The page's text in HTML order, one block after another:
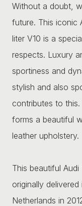
Without a doubt,
future. This iconic
liter V10 is a
respects. Luxury
sportiness and
stylish and also
contributes to
forms a beautiful
leather upholstery.
This beautiful
originally
Netherlands in